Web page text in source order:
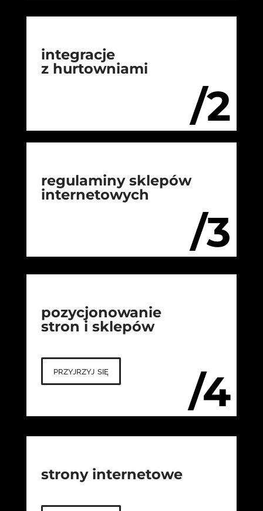
/2
integracje
z hurtowniami
/3
regulaminy sklepów
internetowych
/4
pozycjonowanie
stron i sklepów
przyjrzyj się
strony internetowe